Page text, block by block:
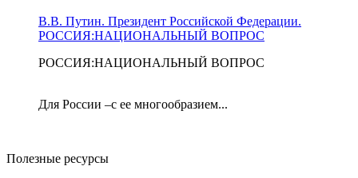
В.В. Путин. Президент Российской Федерации.
РОССИЯ:НАЦИОНАЛЬНЫЙ ВОПРОС
РОССИЯ:НАЦИОНАЛЬНЫЙ ВОПРОС
Для России –с ее многообразием...
Полезные ресурсы